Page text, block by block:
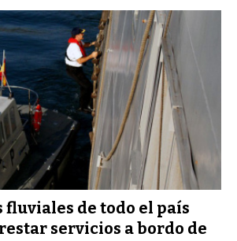
fluviales de todo el país
servicios a bordo de